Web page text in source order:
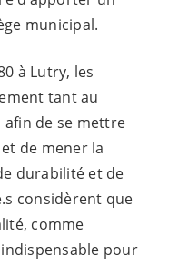
municipal.
à Lutry, les
tant au
afin de se mettre
de mener la
durabilité et de
considèrent que
comme
indispensable pour